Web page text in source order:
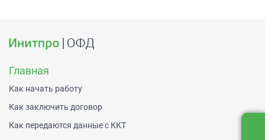
Главная
Как начать работу
Как заключить договор
Как передаются данные с ККТ